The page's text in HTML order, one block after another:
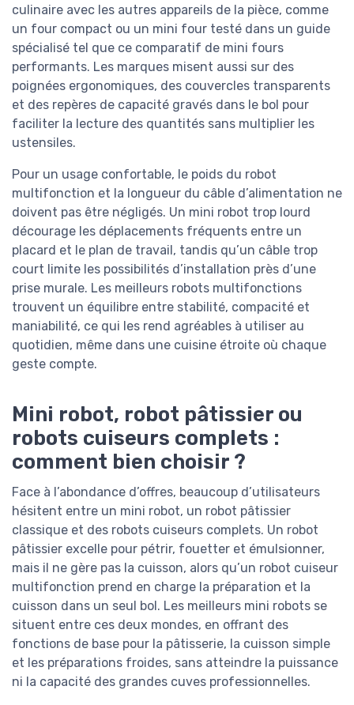
culinaire avec les autres appareils de la pièce, comme
un four compact ou un mini four testé dans un guide
spécialisé tel que ce comparatif de mini fours
performants. Les marques misent aussi sur des
poignées ergonomiques, des couvercles transparents
et des repères de capacité gravés dans le bol pour
faciliter la lecture des quantités sans multiplier les
ustensiles.
Pour un usage confortable, le poids du robot
multifonction et la longueur du câble d’alimentation ne
doivent pas être négligés. Un mini robot trop lourd
décourage les déplacements fréquents entre un
placard et le plan de travail, tandis qu’un câble trop
court limite les possibilités d’installation près d’une
prise murale. Les meilleurs robots multifonctions
trouvent un équilibre entre stabilité, compacité et
maniabilité, ce qui les rend agréables à utiliser au
quotidien, même dans une cuisine étroite où chaque
geste compte.
Mini robot, robot pâtissier ou
robots cuiseurs complets :
comment bien choisir ?
Face à l’abondance d’offres, beaucoup d’utilisateurs
hésitent entre un mini robot, un robot pâtissier
classique et des robots cuiseurs complets. Un robot
pâtissier excelle pour pétrir, fouetter et émulsionner,
mais il ne gère pas la cuisson, alors qu’un robot cuiseur
multifonction prend en charge la préparation et la
cuisson dans un seul bol. Les meilleurs mini robots se
situent entre ces deux mondes, en offrant des
fonctions de base pour la pâtisserie, la cuisson simple
et les préparations froides, sans atteindre la puissance
ni la capacité des grandes cuves professionnelles.